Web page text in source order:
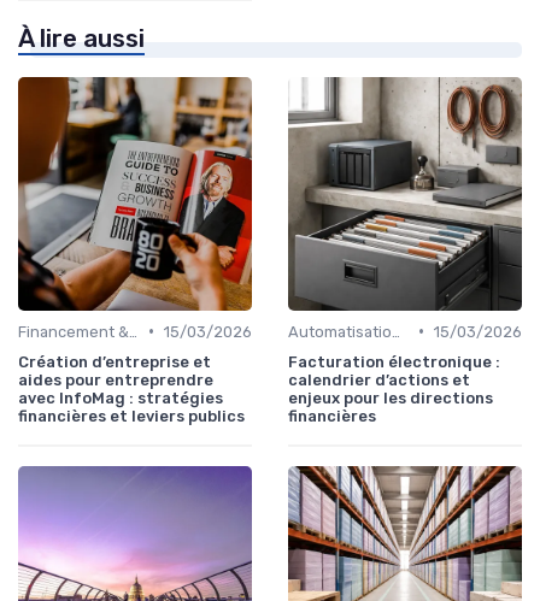
À lire aussi
• 15/03/2026
Création d’entreprise et
aides pour entreprendre
avec InfoMag : stratégies
financières et leviers publics
• 15/03/2026
Facturation électronique :
calendrier d’actions et
enjeux pour les directions
financières